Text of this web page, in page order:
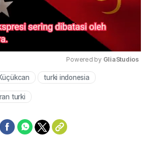
Powered by GliaStudios
turki indonesia
turki